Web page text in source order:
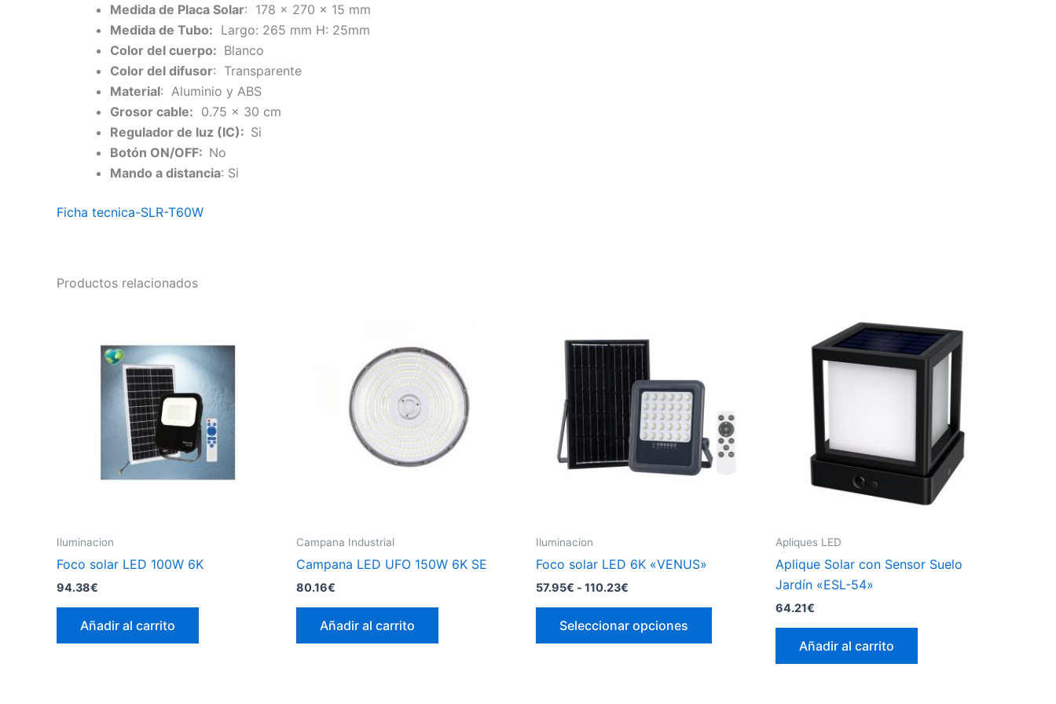
Medida de Placa Solar: 178 x 270 x 15 mm
Medida de Tubo: Largo: 265 mm H: 25mm
Color del cuerpo: Blanco
Color del difusor: Transparente
Material: Aluminio y ABS
Grosor cable: 0.75 x 30 cm
Regulador de luz (IC): Si
Botón ON/OFF: No
Mando a distancia: Si
Ficha tecnica-SLR-T60W
Productos relacionados
Iluminacion
Foco solar LED 100W 6K
94.38€
Añadir al carrito
Campana Industrial
Campana LED UFO 150W 6K SE
80.16€
Añadir al carrito
Iluminacion
Foco solar LED 6K «VENUS»
57.95€ - 110.23€
desde
57.95€
Seleccionar opciones
Este
Apliques LED
Aplique Solar con Sensor Suelo
Jardín «ESL-54»
64.21€
Añadir al carrito